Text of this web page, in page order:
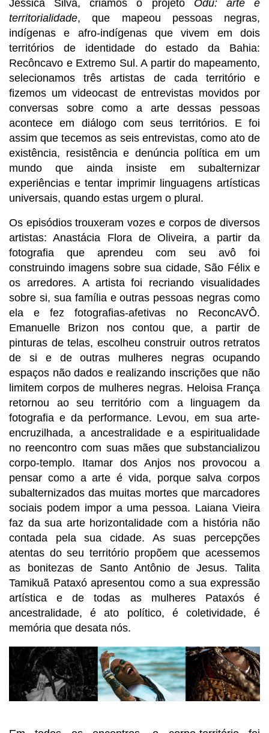
Jéssica Silva, criamos o projeto Odú: arte e
territorialidade, que mapeou pessoas negras,
indígenas e afro-indígenas que vivem em dois
territórios de identidade do estado da Bahia:
Recôncavo e Extremo Sul. A partir do mapeamento,
selecionamos três artistas de cada território e
fizemos um videocast de entrevistas movidos por
conversas sobre como a arte dessas pessoas
acontece em diálogo com seus territórios. E foi
assim que tecemos as seis entrevistas, como ato de
existência, resistência e denúncia política em um
mundo que ainda insiste em subalternizar
experiências e tentar imprimir linguagens artísticas
universais, quando estas urgem o plural.
Os episódios trouxeram vozes e corpos de diversos
artistas: Anastácia Flora de Oliveira, a partir da
fotografia que aprendeu com seu avô foi
construindo imagens sobre sua cidade, São Félix e
os arredores. A artista foi recriando visualidades
sobre si, sua família e outras pessoas negras como
ela e fez fotografias-afetivas no ReconcAVÔ.
Emanuelle Brizon nos contou que, a partir de
pinturas de telas, escolheu construir outros retratos
de si e de outras mulheres negras ocupando
espaços não dados e realizando inscrições que não
limitem corpos de mulheres negras. Heloisa França
retornou ao seu território com a linguagem da
fotografia e da performance. Levou, em sua arte-
encruzilhada, a ancestralidade e a espiritualidade
no reencontro com suas mães que substancializou
corpo-templo. Itamar dos Anjos nos provocou a
pensar como a arte é vida, porque salva corpos
subalternizados das muitas mortes que marcadores
sociais podem impor a uma pessoa. Laiana Vieira
faz da sua arte horizontalidade com a história não
contada pela sua cidade. As suas percepções
atentas do seu território propõem que acessemos
as bonitezas de Santo Antônio de Jesus. Talita
Tamikuã Pataxó apresentou como a sua expressão
artística e de todas as mulheres Pataxós é
ancestralidade, é ato político, é coletividade, é
memória que desata nós.